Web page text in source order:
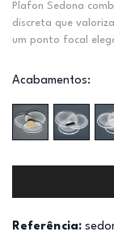
Plafon Sedona
discreta que
um ponto focal
Acabamentos:
Referência: